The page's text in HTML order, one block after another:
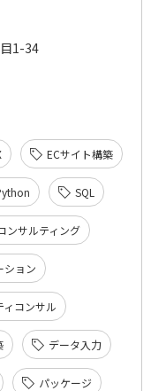
1-34
ECサイト構築
SQL
ンサルティング
ション
ィコンサル
データ入力
パッケージ